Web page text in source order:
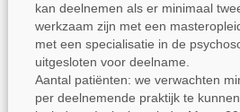
kan deelnemen als er minimaal
werkzaam zijn met een
met een specialisatie in de
uitgesloten voor deelname.
Aantal patiënten: we verwachten
per deelnemende praktijk te kunnen